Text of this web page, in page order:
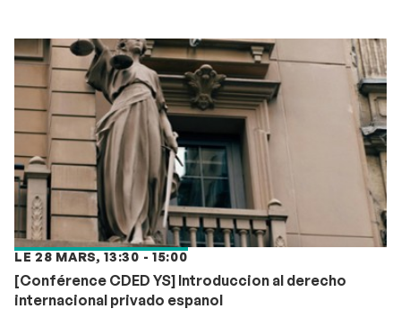
LE 28 MARS, 13:30 - 15:00
[Conférence CDED YS] Introduccion al derecho
internacional privado espanol